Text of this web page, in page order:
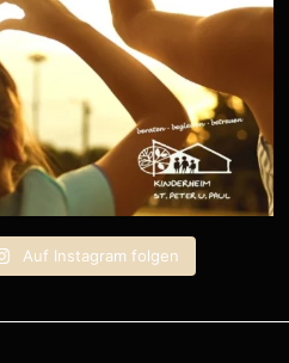
Auf Instagram folgen